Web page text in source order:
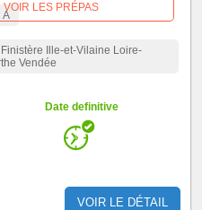
A
Ille-et-Vilaine Loire-
Vendée
Date definitive
VOIR LE DÉTAIL
VOIR LES PRÉPAS